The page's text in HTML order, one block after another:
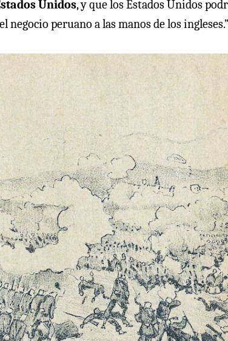
Unidos, y que los Estados Unidos
peruano a las manos de los ingleses.”